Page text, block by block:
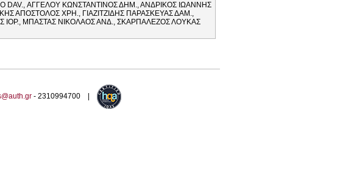
DAV., ΑΓΓΕΛΟΥ ΚΩΝΣΤΑΝΤΙΝΟΣ ΔΗΜ., ΑΝΔΡΙΚΟΣ ΙΩΑΝΝΗΣ
ΑΠΟΣΤΟΛΟΣ ΧΡΗ., ΓΙΑΖΙΤΖΙΔΗΣ ΠΑΡΑΣΚΕΥΑΣ ΔΑΜ.,
ΙΟΡ., ΜΠΑΣΤΑΣ ΝΙΚΟΛΑΟΣ ΑΝΔ., ΣΚΑΡΠΑΛΕΖΟΣ ΛΟΥΚΑΣ
- 2310994700 |